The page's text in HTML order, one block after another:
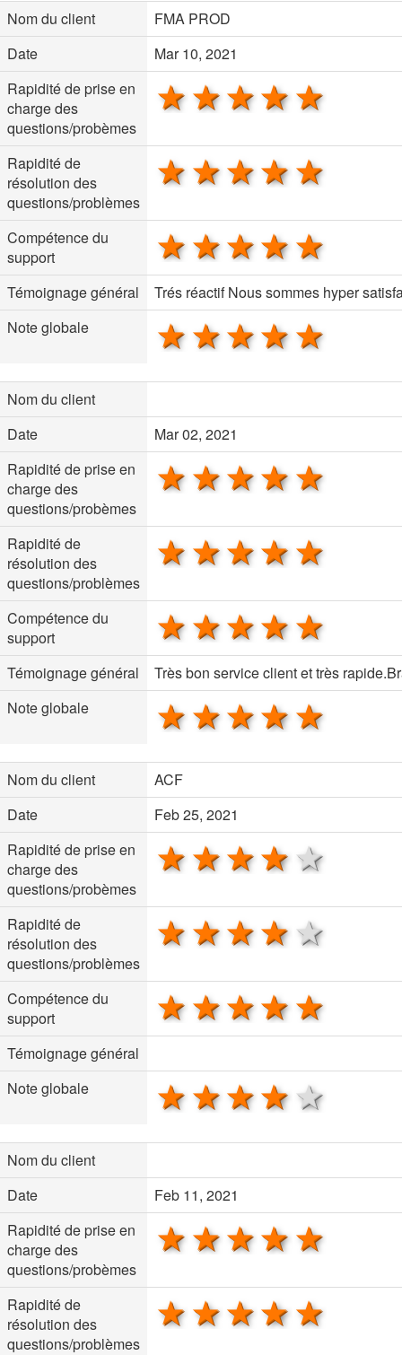
Nom du client
FMA PROD
Date
Mar 10, 2021
Rapidité de prise en
charge des
questions/probèmes
4 stars
3 stars
2 stars
1 star
Rapidité de
résolution des
questions/problèmes
4 stars
3 stars
2 stars
1 star
Compétence du
support
4 stars
3 stars
2 stars
1 star
Témoignage général
Trés réactif Nous sommes hyper
Note globale
4 stars
3 stars
2 stars
1 star
Nom du client
Date
Mar 02, 2021
Rapidité de prise en
charge des
questions/probèmes
4 stars
3 stars
2 stars
1 star
Rapidité de
résolution des
questions/problèmes
4 stars
3 stars
2 stars
1 star
Compétence du
support
4 stars
3 stars
2 stars
1 star
Témoignage général
Très bon service client et très
Note globale
4 stars
3 stars
2 stars
1 star
Nom du client
ACF
Date
Feb 25, 2021
Rapidité de prise en
charge des
questions/probèmes
4 stars
3 stars
2 stars
1 star
Rapidité de
résolution des
questions/problèmes
4 stars
3 stars
2 stars
1 star
Compétence du
support
4 stars
3 stars
2 stars
1 star
Témoignage général
Note globale
4 stars
3 stars
2 stars
1 star
Nom du client
Date
Feb 11, 2021
Rapidité de prise en
charge des
questions/probèmes
4 stars
3 stars
2 stars
1 star
Rapidité de
résolution des
questions/problèmes
4 stars
3 stars
2 stars
1 star